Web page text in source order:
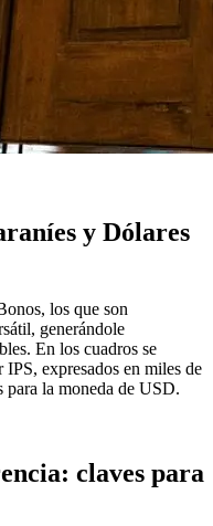
y Dólares
los que son
generándole
En los cuadros se
expresados en miles de
para la moneda de USD.
claves para